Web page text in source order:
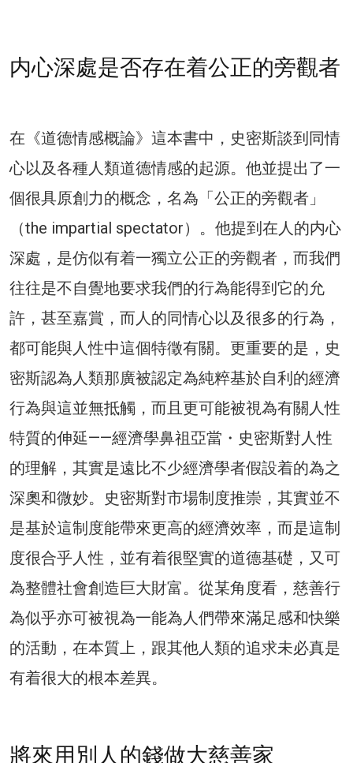
内心深處是否存在着公正的旁觀者
在《道德情感概論》這本書中，史密斯談到同情
心以及各種人類道德情感的起源。他並提出了一
個很具原創力的概念，名為「公正的旁觀者」
（the impartial spectator）。他提到在人的内心
深處，是仿似有着一獨立公正的旁觀者，而我們
往往是不自覺地要求我們的行為能得到它的允
許，甚至嘉賞，而人的同情心以及很多的行為，
都可能與人性中這個特徵有關。更重要的是，史
密斯認為人類那廣被認定為純粹基於自利的經濟
行為與這並無抵觸，而且更可能被視為有關人性
特質的伸延——經濟學鼻祖亞當・史密斯對人性
的理解，其實是遠比不少經濟學者假設着的為之
深奧和微妙。史密斯對市場制度推崇，其實並不
是基於這制度能帶來更高的經濟效率，而是這制
度很合乎人性，並有着很堅實的道德基礎，又可
為整體社會創造巨大財富。從某角度看，慈善行
為似乎亦可被視為一能為人們帶來滿足感和快樂
的活動，在本質上，跟其他人類的追求未必真是
有着很大的根本差異。
將來用別人的錢做大慈善家